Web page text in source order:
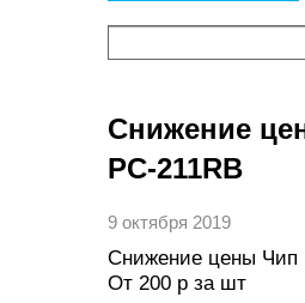
Снижение
PC-211RB
9 октября 2019
Снижение цены Чип
От 200 р за шт